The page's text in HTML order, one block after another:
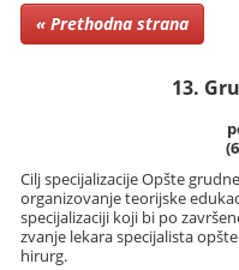
« Prethodna strana
13.
Cilj specijalizacije Opšte
organizovanje teorijske
specijalizaciji koji bi po
zvanje lekara specijalista
hirurg.